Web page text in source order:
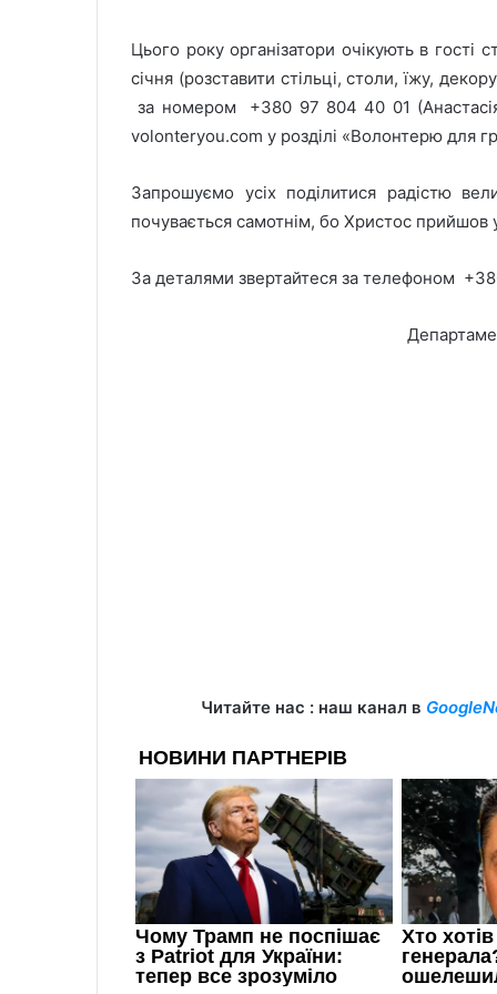
Цього року організатори очікують в
січня (розставити стільці, столи, їжу,
за номером +380 97 804 40 01
volonteryou.com у розділі «Волонтерю для
Запрошуємо усіх поділитися радістю
почувається самотнім, бо Христос прийшов
За деталями звертайтеся за телефоном
Читайте нас : наш канал в